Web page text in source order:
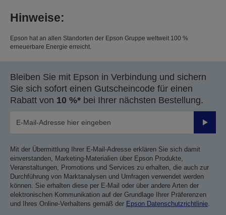
Hinweise:
Epson hat an allen Standorten der Epson Gruppe weltweit 100 %
erneuerbare Energie erreicht.
Bleiben Sie mit Epson in Verbindung und sichern
Sie sich sofort einen Gutscheincode für einen
Rabatt von 10 %* bei Ihrer nächsten Bestellung.
Mit der Übermittlung Ihrer E-Mail-Adresse erklären Sie sich damit
einverstanden, Marketing-Materialien über Epson Produkte,
Veranstaltungen, Promotions und Services zu erhalten, die auch zur
Durchführung von Marktanalysen und Umfragen verwendet werden
können. Sie erhalten diese per E-Mail oder über andere Arten der
elektronischen Kommunikation auf der Grundlage Ihrer Präferenzen
und Ihres Online-Verhaltens gemäß der Epson Datenschutzrichtlinie